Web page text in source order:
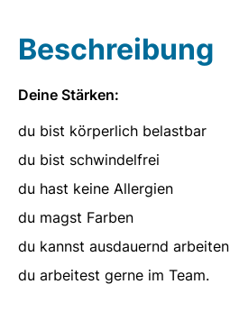
Beschreibung
Deine Stärken:
du bist körperlich belastbar
du bist schwindelfrei
du hast keine Allergien
du magst Farben
du kannst ausdauernd arbeiten
du arbeitest gerne im Team.